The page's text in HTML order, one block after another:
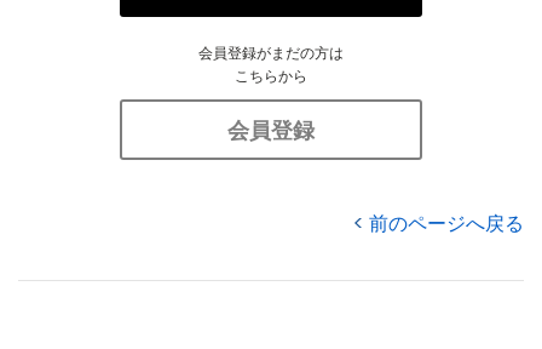
会員登録がまだの方は
こちらから
会員登録
前のページへ戻る